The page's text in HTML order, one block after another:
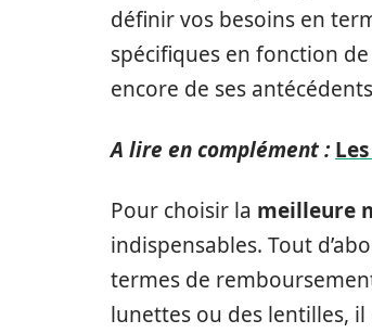
définir vos besoins en
spécifiques en fonction
encore de ses
A lire en complément :
Pour choisir la meilleure
indispensables. Tout
termes de
lunettes ou des lentilles,